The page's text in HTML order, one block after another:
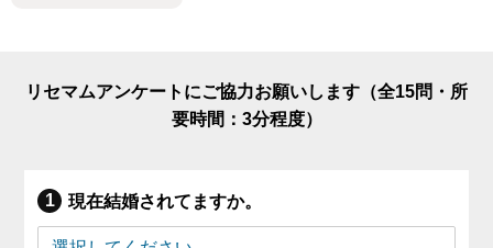
リセマムアンケートにご協力お願いします（全15問・所
要時間：3分程度）
現在結婚されてますか。